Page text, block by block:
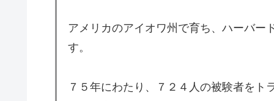
アメリカのアイオワ州で育ち、ハーバー
す。
７５年にわたり、７２４人の被験者をト